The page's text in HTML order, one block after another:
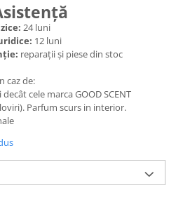
24 luni
12 luni
reparații și piese din stoc
caz de:
cele marca GOOD SCENT
Parfum scurs in interior.